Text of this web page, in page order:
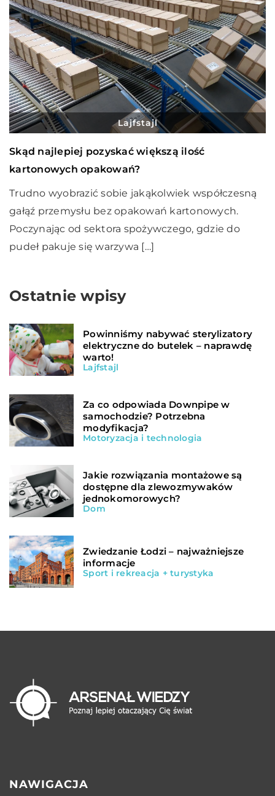
Lajfstajl
Skąd najlepiej pozyskać większą ilość
kartonowych opakowań?
Trudno wyobrazić sobie jakąkolwiek współczesną
gałąź przemysłu bez opakowań kartonowych.
Poczynając od sektora spożywczego, gdzie do
pudeł pakuje się warzywa […]
Ostatnie wpisy
Powinniśmy nabywać sterylizatory
elektryczne do butelek – naprawdę
warto!
Lajfstajl
Za co odpowiada Downpipe w
samochodzie? Potrzebna
modyfikacja?
Motoryzacja i technologia
Jakie rozwiązania montażowe są
dostępne dla zlewozmywaków
jednokomorowych?
Dom
Zwiedzanie Łodzi – najważniejsze
informacje
Sport i rekreacja + turystyka
NAWIGACJA